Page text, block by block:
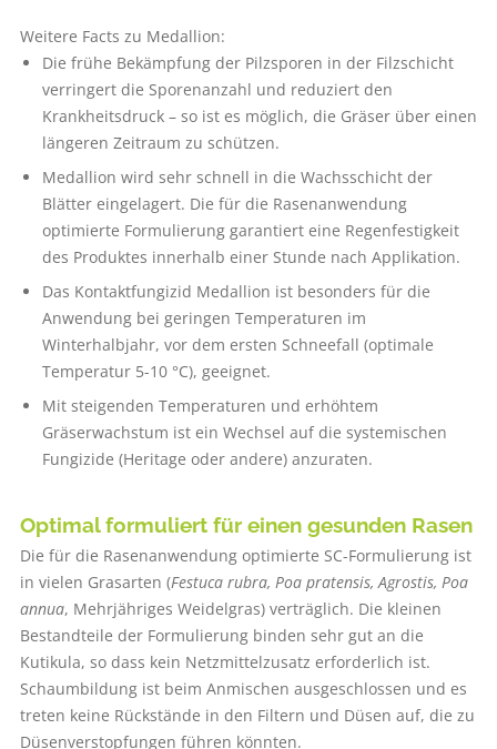
Weitere Facts zu Medallion:
Die frühe Bekämpfung der Pilzsporen in der Filzschicht
verringert die Sporenanzahl und reduziert den
Krankheitsdruck – so ist es möglich, die Gräser über einen
längeren Zeitraum zu schützen.
Medallion wird sehr schnell in die Wachsschicht der
Blätter eingelagert. Die für die Rasenanwendung
optimierte Formulierung garantiert eine Regenfestigkeit
des Produktes innerhalb einer Stunde nach Applikation.
Das Kontaktfungizid Medallion ist besonders für die
Anwendung bei geringen Temperaturen im
Winterhalbjahr, vor dem ersten Schneefall (optimale
Temperatur 5-10 °C), geeignet.
Mit steigenden Temperaturen und erhöhtem
Gräserwachstum ist ein Wechsel auf die systemischen
Fungizide (Heritage oder andere) anzuraten.
Optimal formuliert für einen gesunden Rasen
Die für die Rasenanwendung optimierte SC-Formulierung ist
in vielen Grasarten (Festuca rubra, Poa pratensis, Agrostis, Poa
annua, Mehrjähriges Weidelgras) verträglich. Die kleinen
Bestandteile der Formulierung binden sehr gut an die
Kutikula, so dass kein Netzmittelzusatz erforderlich ist.
Schaumbildung ist beim Anmischen ausgeschlossen und es
treten keine Rückstände in den Filtern und Düsen auf, die zu
Düsenverstopfungen führen könnten.